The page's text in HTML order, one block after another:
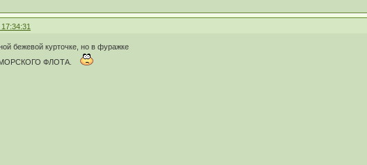
бежевой курточке, но в фуражке
МОРСКОГО ФЛОТА.